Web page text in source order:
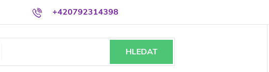
+420792314398
HLEDAT